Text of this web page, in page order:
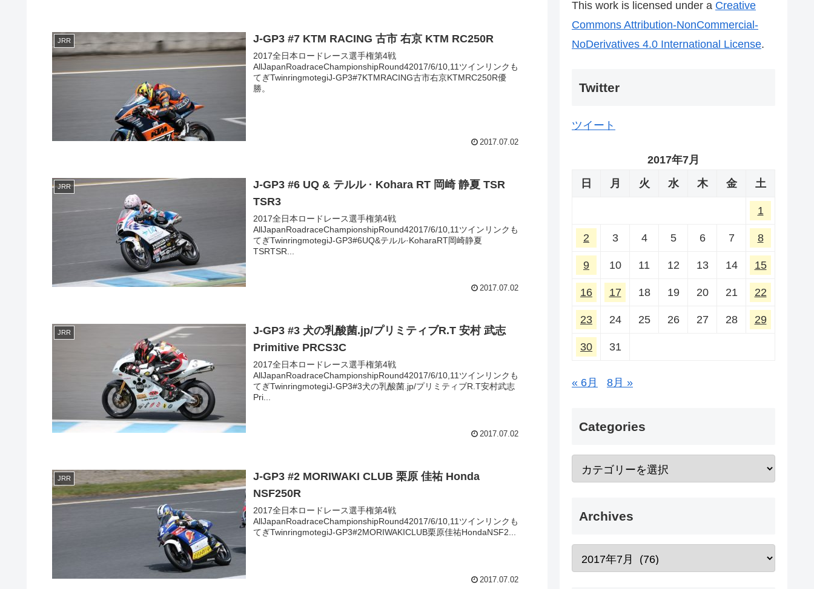
JRR J-GP3 #7 KTM RACING 古市 右京 KTM RC250R
2017全日本ロードレース選手権第4戦
AllJapanRoadraceChampionshipRound42017/6/10,11ツインリンクも
てぎTwinringmotegiJ-GP3#7KTMRACING古市右京KTMRC250R優
勝。
2017.07.02
JRR
J-GP3 #6 UQ & テルル · Kohara RT 岡崎 静夏 TSR
TSR3
2017全日本ロードレース選手権第4戦
AllJapanRoadraceChampionshipRound42017/6/10,11ツインリンクも
てぎTwinringmotegiJ-GP3#6UQ&テルル·KoharaRT岡崎静夏
TSRTSR...
2017.07.02
JRR
J-GP3 #3 犬の乳酸菌.jp/プリミティブR.T 安村 武志
Primitive PRCS3C
2017全日本ロードレース選手権第4戦
AllJapanRoadraceChampionshipRound42017/6/10,11ツインリンクも
てぎTwinringmotegiJ-GP3#3犬の乳酸菌.jp/プリミティブR.T安村武志
Pri...
2017.07.02
JRR
J-GP3 #2 MORIWAKI CLUB 栗原 佳祐 Honda
NSF250R
2017全日本ロードレース選手権第4戦
AllJapanRoadraceChampionshipRound42017/6/10,11ツインリンクも
てぎTwinringmotegiJ-GP3#2MORIWAKICLUB栗原佳祐HondaNSF2...
2017.07.02
This work is licensed under a Creative
Commons Attribution-NonCommercial-
NoDerivatives 4.0 International License.
Twitter
ツイート
2017年7月
日
月 火 水 木 金 土
1
2 3 4 5 6 7 8
9 10 11 12 13 14 15
16 17 18 19 20 21 22
23 24 25 26 27 28 29
30 31
« 6月 8月 »
Categories
Archives